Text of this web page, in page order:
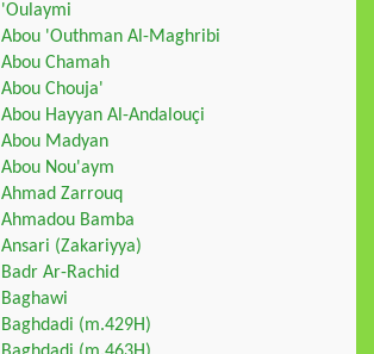
'Oulaymi
Abou 'Outhman Al-Maghribi
Abou Chamah
Abou Chouja'
Abou Hayyan Al-Andalouçi
Abou Madyan
Abou Nou'aym
Ahmad Zarrouq
Ahmadou Bamba
Ansari (Zakariyya)
Badr Ar-Rachid
Baghawi
Baghdadi (m.429H)